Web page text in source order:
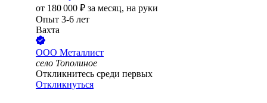
от 180 000 ₽ за месяц, на руки
Опыт 3-6 лет
Вахта
ООО Металлист
село Тополиное
Откликнитесь среди первых
Откликнуться